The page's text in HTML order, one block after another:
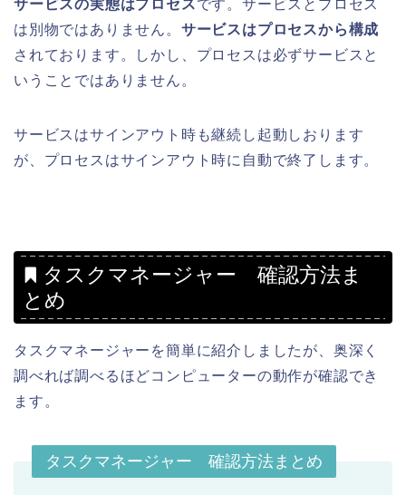
サービスの実態はプロセスです。サービスとプロセス
は別物ではありません。 サービスはプロセスから構成
されております。しかし、プロセスは必ずサービスと
いうことではありません。
サービスはサインアウト時も継続し起動しおります
が、プロセスはサインアウト時に自動で終了します。
タスクマネージャー 確認方法ま
とめ
タスクマネージャーを簡単に紹介しましたが、奥深く
調べれば調べるほどコンピューターの動作が確認でき
ます。
タスクマネージャー 確認方法まとめ